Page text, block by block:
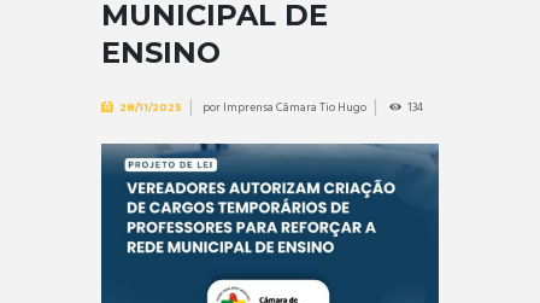
MUNICIPAL DE
ENSINO
28/11/2025 porImprensa Câmara Tio Hugo 134